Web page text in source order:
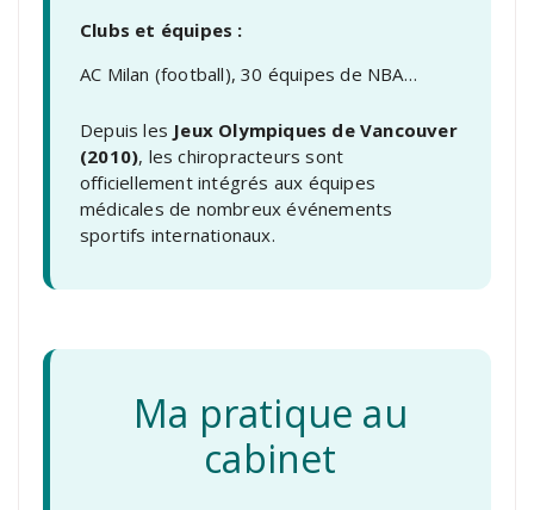
Clubs et équipes :
AC Milan (football), 30 équipes de NBA…
Depuis les Jeux Olympiques de Vancouver
(2010), les chiropracteurs sont
officiellement intégrés aux équipes
médicales de nombreux événements
sportifs internationaux.
Ma pratique au
cabinet